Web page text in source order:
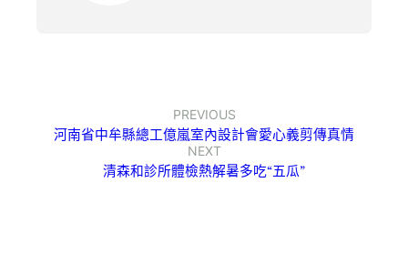
PREVIOUS
河南省中牟縣總工億嵐室內設計會愛心義剪傳真情
NEXT
清森和診所體檢熱解暑多吃“五瓜”